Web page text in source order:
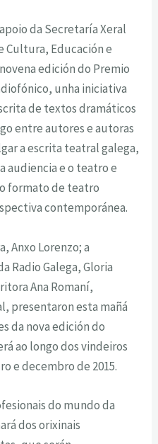
da Secretaría Xeral
Cultura, Educación e
edición do Premio
unha iniciativa
de textos dramáticos
entre autores e autoras
a escrita teatral galega,
audiencia e o teatro e
formato de teatro
contemporánea.
Anxo Lorenzo; a
Radio Galega, Gloria
Ana Romaní,
presentaron esta mañá
da nova edición do
ao longo dos vindeiros
e decembro de 2015.
do mundo da
dos orixinais